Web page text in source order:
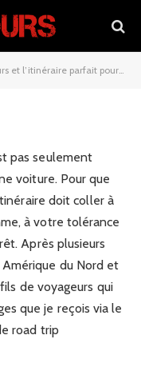
parfait pour chacun
parfait
pas seulement
voiture. Pour que
doit coller à
à votre tolérance
Après plusieurs
du Nord et
de voyageurs qui
que je reçois via le
road trip